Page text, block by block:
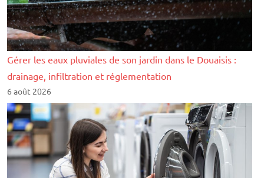
Gérer les eaux pluviales de son jardin dans le Douaisis :
drainage, infiltration et réglementation
6 août 2026